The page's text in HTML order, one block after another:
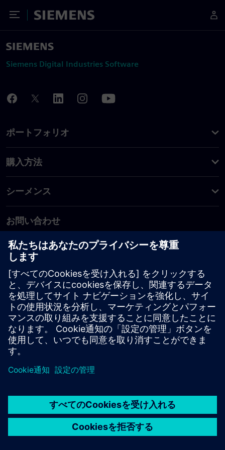
Toggle Menu
Siemens
Siemens Digital Industries Software
ポートフォリオ
購入方法
シーメンス
お問い合わせ
PLM製品のお問い合わせ
EDA製品のお問い合わせ
世界各地の事業拠点
サポート・センター
ご意見・ご要望
違法コピーの連絡先
© Siemens2026
タル・ミレニアム著作権法 (DMCA)
内部通報